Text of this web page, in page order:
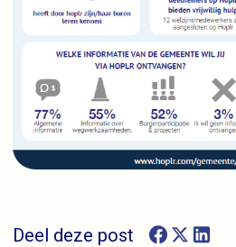
Deel deze post